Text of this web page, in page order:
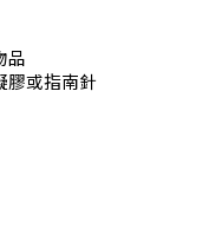
品
膠或指南針